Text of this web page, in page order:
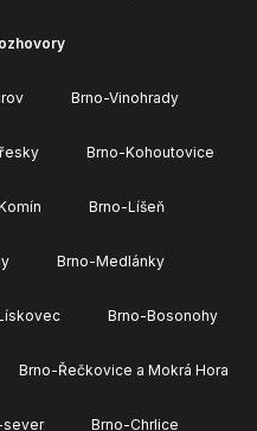
Brno-Vinohrady
Brno-Kohoutovice
Brno-Líšeň
Brno-Medlánky
Brno-Bosonohy
Brno-Řečkovice a Mokrá Hora
sever Brno-Chrlice